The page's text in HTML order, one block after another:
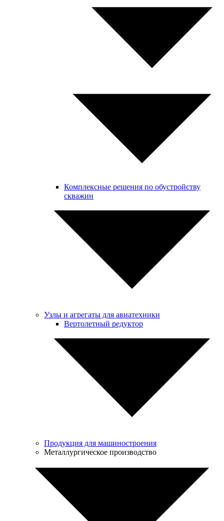
Комплексные решения по обустройству
скважин
Узлы и агрегаты для авиатехники
Вертолетный редуктор
Продукция для машиностроения
Металлургическое производство